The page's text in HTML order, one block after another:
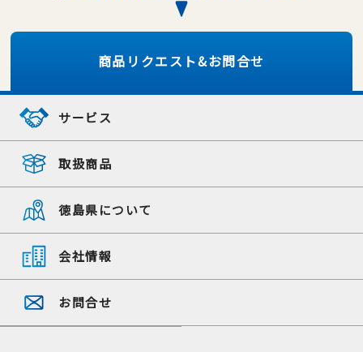
商品リクエスト&お問合せ
サービス
取扱商品
徳島県について
会社情報
お問合せ